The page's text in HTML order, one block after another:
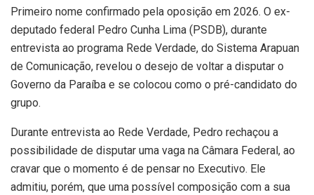
Primeiro nome confirmado pela oposição em 2026. O ex-
deputado federal Pedro Cunha Lima (PSDB), durante
entrevista ao programa Rede Verdade, do Sistema Arapuan
de Comunicação, revelou o desejo de voltar a disputar o
Governo da Paraíba e se colocou como o pré-candidato do
grupo.
Durante entrevista ao Rede Verdade, Pedro rechaçou a
possibilidade de disputar uma vaga na Câmara Federal, ao
cravar que o momento é de pensar no Executivo. Ele
admitiu, porém, que uma possível composição com a sua